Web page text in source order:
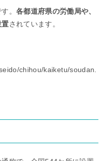
。 各都道府県の労働局や、
置されています。
chihou/kaiketu/soudan.